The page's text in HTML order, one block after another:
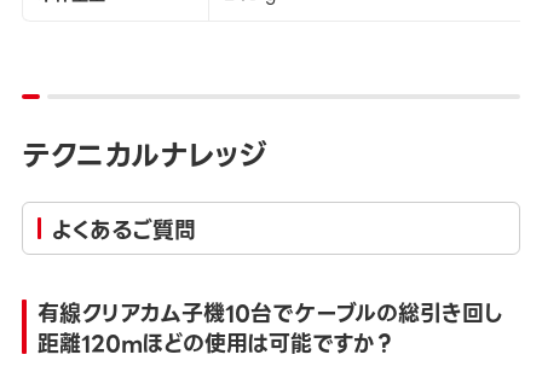
テクニカルナレッジ
よくあるご質問
有線クリアカム子機10台でケーブルの総引き回し
距離120mほどの使用は可能ですか？